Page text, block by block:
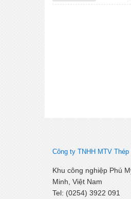
Công ty TNHH MTV Thép
Khu công nghiệp Phú
Minh, Việt Nam
Tel: (0254) 3922 091